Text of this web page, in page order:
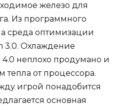
железо для
Из программного
среда оптимизации
3.0. Охлаждение
неплохо продумано и
тепла от процессора.
игрой понадобится
основная